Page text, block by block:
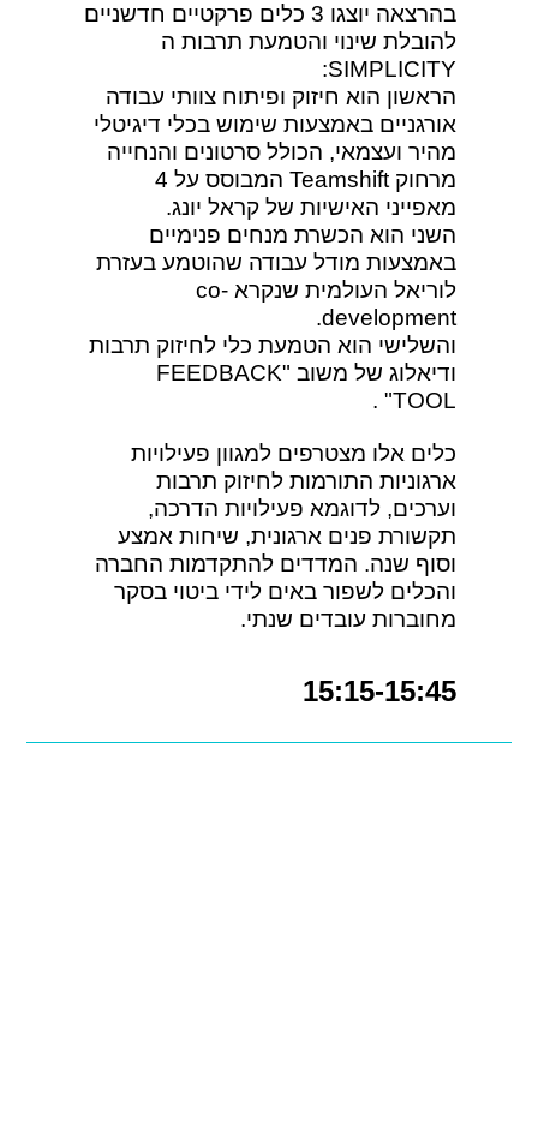
בהרצאה יוצגו 3 כלים פרקטיים חדשניים
להובלת שינוי והטמעת תרבות ה
SIMPLICITY:
הראשון הוא חיזוק ופיתוח צוותי עבודה
אורגניים באמצעות שימוש בכלי דיגיטלי
מהיר ועצמאי, הכולל סרטונים והנחייה
מרחוק Teamshift המבוסס על 4
מאפייני האישיות של קראל יונג.
השני הוא הכשרת מנחים פנימיים
באמצעות מודל עבודה שהוטמע בעזרת
לוריאל העולמית שנקרא co-
development.
והשלישי הוא הטמעת כלי לחיזוק תרבות
ודיאלוג של משוב "FEEDBACK
TOOL" .
כלים אלו מצטרפים למגוון פעילויות
ארגוניות התורמות לחיזוק תרבות
וערכים, לדוגמא פעילויות הדרכה,
תקשורת פנים ארגונית, שיחות אמצע
וסוף שנה. המדדים להתקדמות החברה
והכלים לשפור באים לידי ביטוי בסקר
מחוברות עובדים שנתי.
15:15-15:45